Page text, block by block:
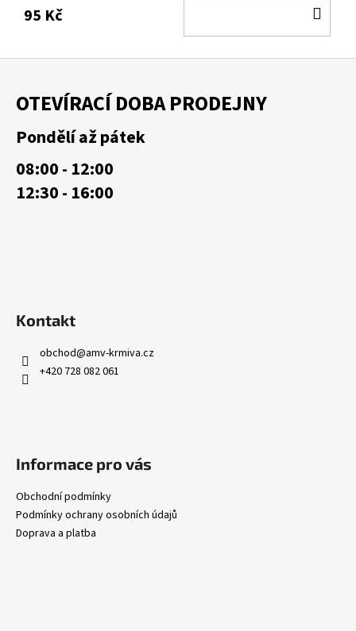
95 Kč
OTEVÍRACÍ DOBA PRODEJNY
Pondělí až pátek
08:00 - 12:00
12:30 - 16:00
Kontakt
obchod@amv-krmiva.cz
+420 728 082 061
Informace pro vás
Obchodní podmínky
Podmínky ochrany osobních údajů
Doprava a platba